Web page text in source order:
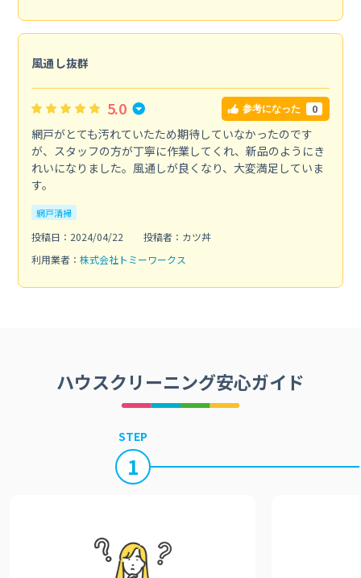
風通し抜群
5.0 参考になった 0
網戸がとても汚れていたため期待していなかったのです
が、スタッフの方が丁寧に作業してくれ、新品のようにき
れいになりました。風通しが良くなり、大変満足していま
す。
網戸清掃
投稿日：2024/04/22
投稿者：カツ丼
利用業者： 株式会社トミーワークス
ハウスクリーニング安心ガイド
STEP
1